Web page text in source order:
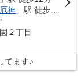
神 」駅 徒歩20分
２丁目
てます♪